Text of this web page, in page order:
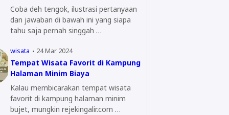
Coba deh tengok, ilustrasi pertanyaan
dan jawaban di bawah ini yang siapa
tahu saja pernah singgah …
wisata 24 Mar 2024
Tempat Wisata Favorit di Kampung
Halaman Minim Biaya
Kalau membicarakan tempat wisata
favorit di kampung halaman minim
bujet, mungkin rejekingalir.com …